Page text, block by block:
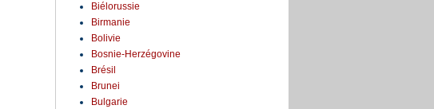
Biélorussie
Birmanie
Bolivie
Bosnie-Herzégovine
Brésil
Brunei
Bulgarie